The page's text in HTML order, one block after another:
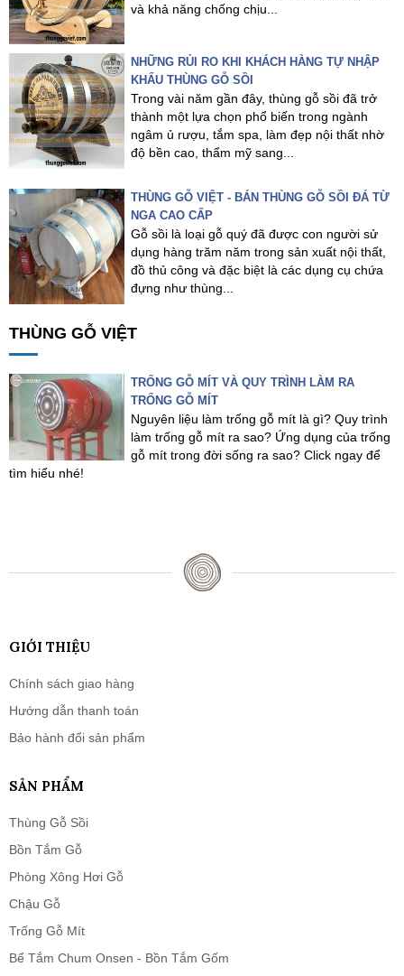
và khả năng chống chịu...
NHỮNG RỦI RO KHI KHÁCH HÀNG TỰ NHẬP
KHẨU THÙNG GỖ SỒI
Trong vài năm gần đây, thùng gỗ sồi đã trở
thành một lựa chọn phổ biến trong ngành
ngâm ủ rượu, tắm spa, làm đẹp nội thất nhờ
độ bền cao, thẩm mỹ sang...
THÙNG GỖ VIỆT - BÁN THÙNG GỖ SỒI ĐÁ TỪ
NGA CAO CẤP
Gỗ sồi là loại gỗ quý đã được con người sử
dụng hàng trăm năm trong sản xuất nội thất,
đồ thủ công và đặc biệt là các dụng cụ chứa
đựng như thùng...
THÙNG GỖ VIỆT
TRỐNG GỖ MÍT VÀ QUY TRÌNH LÀM RA
TRỐNG GỖ MÍT
Nguyên liệu làm trống gỗ mít là gì? Quy trình
làm trống gỗ mít ra sao? Ứng dụng của trống
gỗ mít trong đời sống ra sao? Click ngay để
tìm hiểu nhé!
GIỚI THIỆU
Chính sách giao hàng
Hướng dẫn thanh toán
Bảo hành đổi sản phẩm
SẢN PHẨM
Thùng Gỗ Sồi
Bồn Tắm Gỗ
Phòng Xông Hơi Gỗ
Chậu Gỗ
Trống Gỗ Mít
Bể Tắm Chum Onsen - Bồn Tắm Gốm